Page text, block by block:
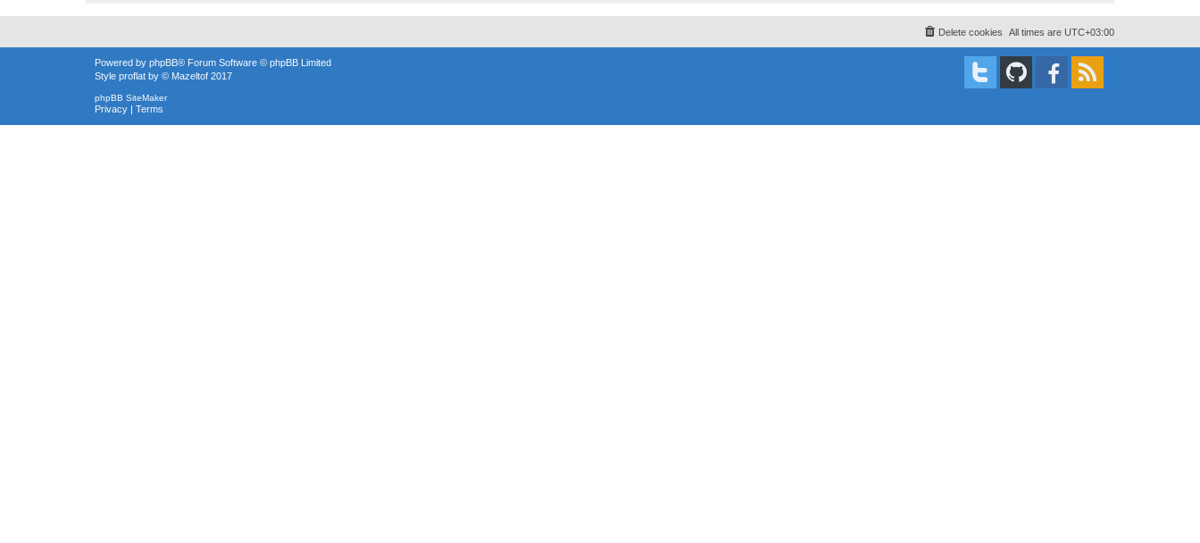
All times are UTC+03:00
Delete cookies
Powered by phpBB® Forum Software © phpBB Limited
Style proflat by © Mazeltof 2017
phpBB SiteMaker
Privacy | Terms